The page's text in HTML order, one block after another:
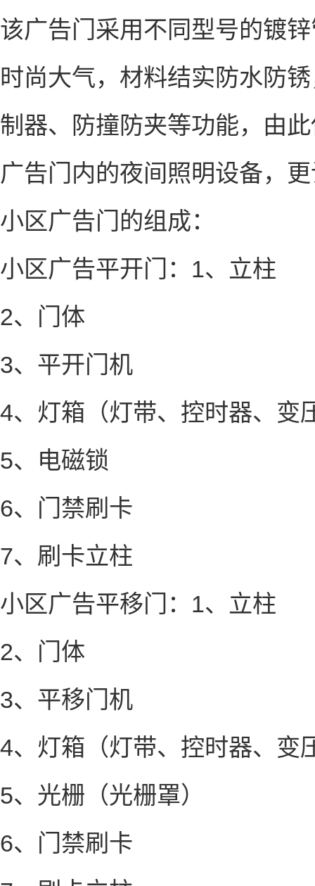
该广告门采用不同型号的镀
时尚大气，材料结实防水防
制器、防撞防夹等功能，由
广告门内的夜间照明设备，
小区广告门的组成：
小区广告平开门：1、立柱
2、门体
3、平开门机
4、灯箱（灯带、控时器、变
5、电磁锁
6、门禁刷卡
7、刷卡立柱
小区广告平移门：1、立柱
2、门体
3、平移门机
4、灯箱（灯带、控时器、变
5、光栅（光栅罩）
6、门禁刷卡